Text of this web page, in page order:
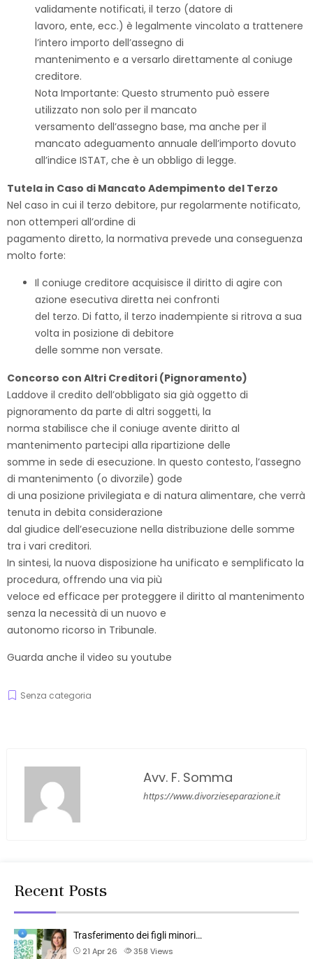
validamente notificati, il terzo (datore di
lavoro, ente, ecc.) è legalmente vincolato a trattenere
l’intero importo dell’assegno di
mantenimento e a versarlo direttamente al coniuge
creditore.
Nota Importante: Questo strumento può essere
utilizzato non solo per il mancato
versamento dell’assegno base, ma anche per il
mancato adeguamento annuale dell’importo dovuto
all’indice ISTAT, che è un obbligo di legge.
Tutela in Caso di Mancato Adempimento del Terzo
Nel caso in cui il terzo debitore, pur regolarmente notificato,
non ottemperi all’ordine di
pagamento diretto, la normativa prevede una conseguenza
molto forte:
Il coniuge creditore acquisisce il diritto di agire con
azione esecutiva diretta nei confronti
del terzo. Di fatto, il terzo inadempiente si ritrova a sua
volta in posizione di debitore
delle somme non versate.
Concorso con Altri Creditori (Pignoramento)
Laddove il credito dell’obbligato sia già oggetto di
pignoramento da parte di altri soggetti, la
norma stabilisce che il coniuge avente diritto al
mantenimento partecipi alla ripartizione delle
somme in sede di esecuzione. In questo contesto, l’assegno
di mantenimento (o divorzile) gode
di una posizione privilegiata e di natura alimentare, che verrà
tenuta in debita considerazione
dal giudice dell’esecuzione nella distribuzione delle somme
tra i vari creditori.
In sintesi, la nuova disposizione ha unificato e semplificato la
procedura, offrendo una via più
veloce ed efficace per proteggere il diritto al mantenimento
senza la necessità di un nuovo e
autonomo ricorso in Tribunale.
Guarda anche il video su youtube
Senza categoria
Avv. F. Somma
https://www.divorzieseparazione.it
Recent Posts
Trasferimento dei figli minori…
21 Apr 26
358 Views